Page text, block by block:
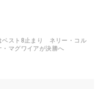
ベスト8止まり ネリー・コル
・マグワイアが決勝へ